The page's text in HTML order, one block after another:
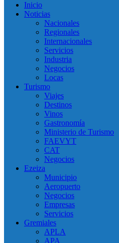
Inicio
Noticias
Nacionales
Regionales
Internacionales
Servicios
Industria
Negocios
Locas
Turismo
Viajes
Destinos
Vinos
Gastronomía
Ministerio de Turismo
FAEVYT
CAT
Negocios
Ezeiza
Municipio
Aeropuerto
Negocios
Empresas
Servicios
Gremiales
APLA
APA